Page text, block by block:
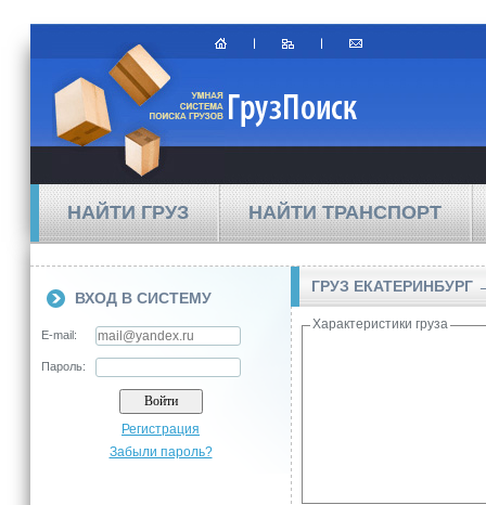
НАЙТИ ГРУЗ НАЙТИ ТРАНСПОРТ
ВХОД В СИСТЕМУ
E-mail:
Пароль:
Регистрация
Забыли пароль?
ГРУЗ
Характеристики груза